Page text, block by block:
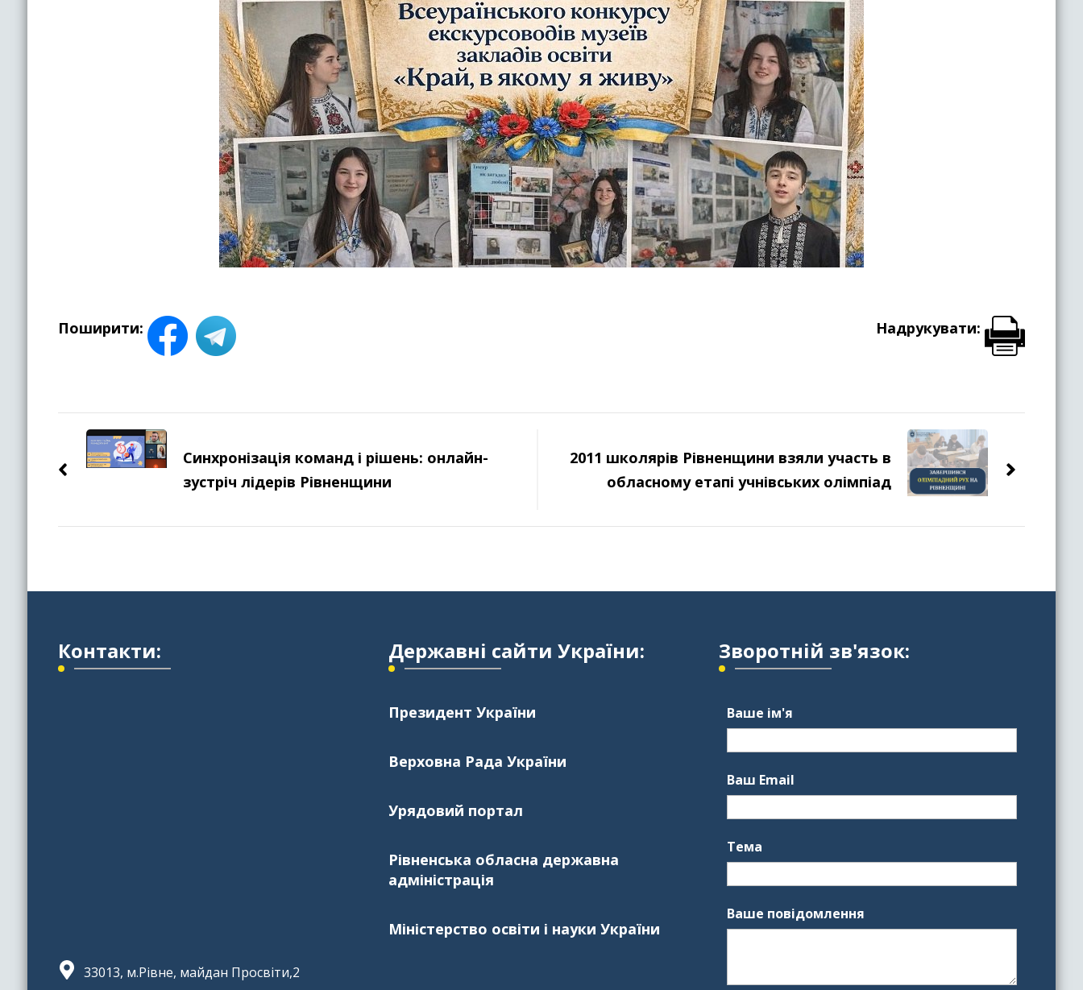
Поширити: Надрукувати:
Навігація
по
Синхронізація команд і рішень: онлайн-
зустріч лідерів Рівненщини
2011 школярів Рівненщини взяли участь в
обласному етапі учнівських олімпіад
Контакти:
33013, м.Рівне, майдан Просвіти,2
Державні сайти України:
Президент України
Верховна Рада України
Урядовий портал
Рівненська обласна державна
адміністрація
Міністерство освіти і науки України
Зворотній зв'язок:
Ваше ім'я
Ваш Email
Тема
Ваше повідомлення